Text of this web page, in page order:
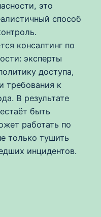
это
способ
консалтинг по
эксперты
доступа,
требования к
В результате
быть
работать по
только тушить
инцидентов.